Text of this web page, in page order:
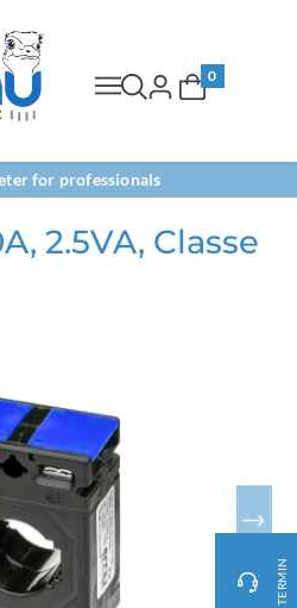
TERMIN
0
for professionals
2.5VA, Classe